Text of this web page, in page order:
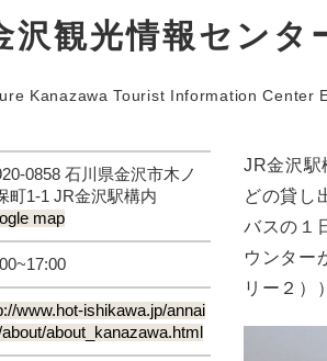
沢観光情報センタ
Kanazawa Tourist Information Center
0858 石川県金沢市木ノ
町1-1 JR金沢駅構内
map
www.hot-ishikawa.jp/annai
about_kanazawa.html
JR金沢駅
どの貸し
バスの１
ウンター
リー２）